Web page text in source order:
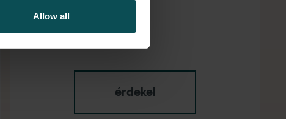
Allow all
érdekel